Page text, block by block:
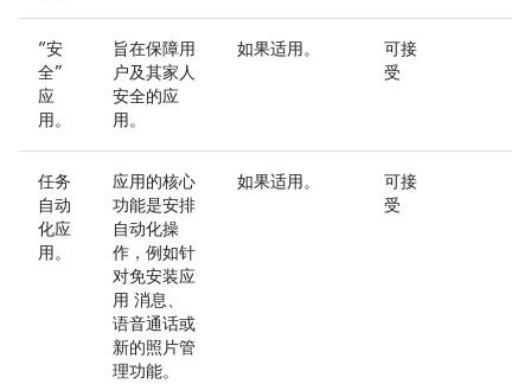
“安
全”
应
用。
旨在保障用
户及其家人
安全的应
用。
如果适用。
可接
受
任务
自动
化应
用。
应用的核心
功能是安排
自动化操
作，例如针
对免安装应
用 消息、
语音通话或
新的照片管
理功能。
如果适用。
可接
受